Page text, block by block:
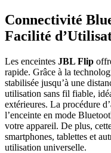
Connectivité
Facilité
Les enceintes JBL Flip
rapide. Grâce à la
stabilisée jusqu’à une
utilisation sans fil fiable,
extérieures. La procédure
l’enceinte en mode
votre appareil. De plus,
smartphones, tablettes et
utilisation universelle.